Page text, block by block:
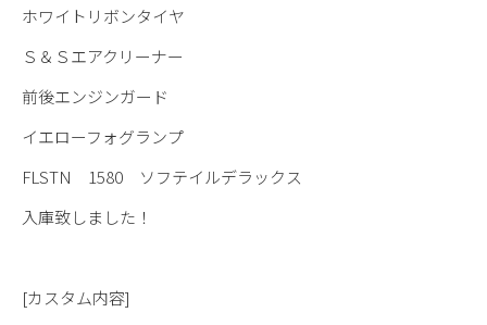
ホワイトリボンタイヤ
Ｓ＆Ｓエアクリーナー
前後エンジンガード
イエローフォグランプ
FLSTN 1580 ソフテイルデラックス
入庫致しました！
[カスタム内容]